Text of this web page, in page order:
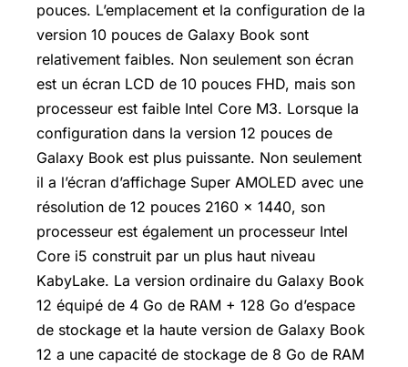
pouces. L’emplacement et la configuration de la
version 10 pouces de Galaxy Book sont
relativement faibles. Non seulement son écran
est un écran LCD de 10 pouces FHD, mais son
processeur est faible Intel Core M3. Lorsque la
configuration dans la version 12 pouces de
Galaxy Book est plus puissante. Non seulement
il a l’écran d’affichage Super AMOLED avec une
résolution de 12 pouces 2160 x 1440, son
processeur est également un processeur Intel
Core i5 construit par un plus haut niveau
KabyLake. La version ordinaire du Galaxy Book
12 équipé de 4 Go de RAM + 128 Go d’espace
de stockage et la haute version de Galaxy Book
12 a une capacité de stockage de 8 Go de RAM